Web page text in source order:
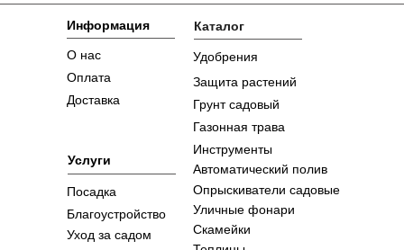
Информация Каталог
Услуги
О нас
Оплата
Уход за садом
Благоустройство
Доставка
Посадка
Удобрения
Защита растений
Грунт садовый
Газонная трава
Инструменты
Автоматический полив
Опрыскиватели садовые
Уличные фонари
Скамейки